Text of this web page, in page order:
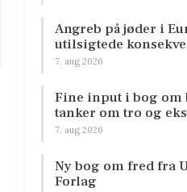
Angreb på jøder i
utilsigtede
7. aug 2026
Fine input i bog om
tanker om tro og
7. aug 2026
Ny bog om fred fra
Forlag